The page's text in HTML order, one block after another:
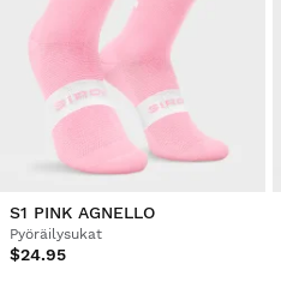
S1 PINK AGNELLO
Pyöräilysukat
$24.95